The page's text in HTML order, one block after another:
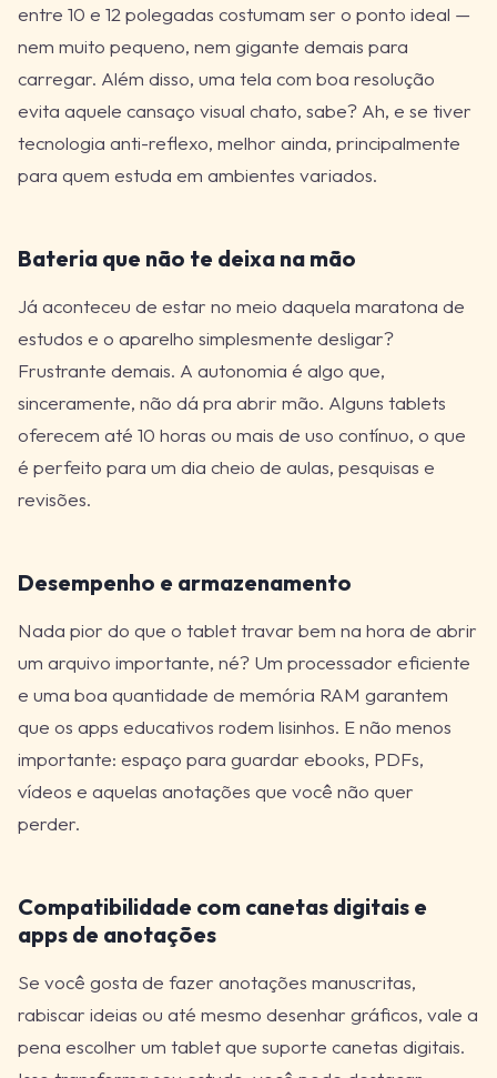
entre 10 e 12 polegadas costumam ser o ponto ideal —
nem muito pequeno, nem gigante demais para
carregar. Além disso, uma tela com boa resolução
evita aquele cansaço visual chato, sabe? Ah, e se tiver
tecnologia anti-reflexo, melhor ainda, principalmente
para quem estuda em ambientes variados.
Bateria que não te deixa na mão
Já aconteceu de estar no meio daquela maratona de
estudos e o aparelho simplesmente desligar?
Frustrante demais. A autonomia é algo que,
sinceramente, não dá pra abrir mão. Alguns tablets
oferecem até 10 horas ou mais de uso contínuo, o que
é perfeito para um dia cheio de aulas, pesquisas e
revisões.
Desempenho e armazenamento
Nada pior do que o tablet travar bem na hora de abrir
um arquivo importante, né? Um processador eficiente
e uma boa quantidade de memória RAM garantem
que os apps educativos rodem lisinhos. E não menos
importante: espaço para guardar ebooks, PDFs,
vídeos e aquelas anotações que você não quer
perder.
Compatibilidade com canetas digitais e
apps de anotações
Se você gosta de fazer anotações manuscritas,
rabiscar ideias ou até mesmo desenhar gráficos, vale a
pena escolher um tablet que suporte canetas digitais.